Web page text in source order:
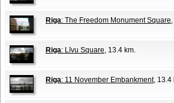
Riga: The Freedom Monument Square
Riga: Līvu Square, 13.4 km.
Riga: 11 November Embankment, 13.4